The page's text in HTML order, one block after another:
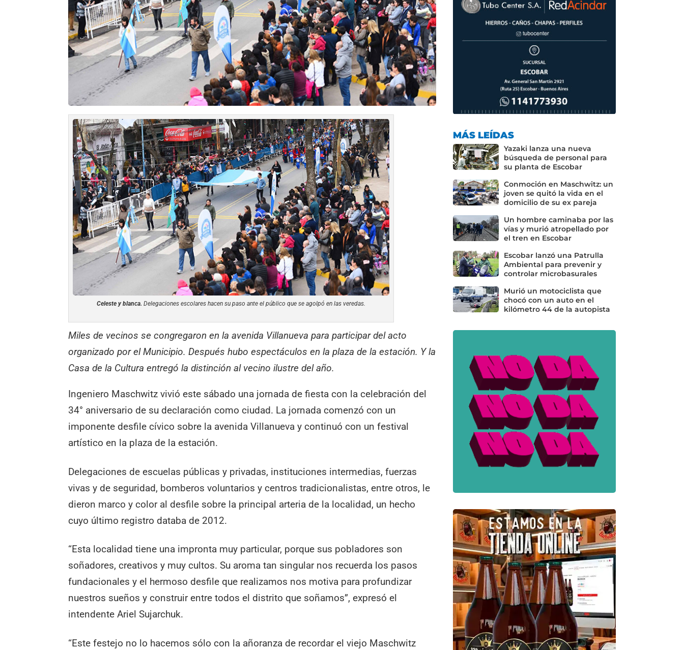
Celeste y blanca. Delegaciones escolares hacen su paso ante el público que se agolpó en las veredas.
Miles de vecinos se congregaron en la avenida Villanueva para participar del acto
organizado por el Municipio. Después hubo espectáculos en la plaza de la estación. Y la
Casa de la Cultura entregó la distinción al vecino ilustre del año.
Ingeniero Maschwitz vivió este sábado una jornada de fiesta con la celebración del
34° aniversario de su declaración como ciudad. La jornada comenzó con un
imponente desfile cívico sobre la avenida Villanueva y continuó con un festival
artístico en la plaza de la estación.
Delegaciones de escuelas públicas y privadas, instituciones intermedias, fuerzas
vivas y de seguridad, bomberos voluntarios y centros tradicionalistas, entre otros, le
dieron marco y color al desfile sobre la principal arteria de la localidad, un hecho
cuyo último registro databa de 2012.
“Esta localidad tiene una impronta muy particular, porque sus pobladores son
soñadores, creativos y muy cultos. Su aroma tan singular nos recuerda los pasos
fundacionales y el hermoso desfile que realizamos nos motiva para profundizar
nuestros sueños y construir entre todos el distrito que soñamos”, expresó el
intendente Ariel Sujarchuk.
“Este festejo no lo hacemos sólo con la añoranza de recordar el viejo Maschwitz
MÁS LEÍDAS
Yazaki lanza una nueva
búsqueda de personal para
su planta de Escobar
Conmoción en Maschwitz: un
joven se quitó la vida en el
domicilio de su ex pareja
Un hombre caminaba por las
vías y murió atropellado por
el tren en Escobar
Escobar lanzó una Patrulla
Ambiental para prevenir y
controlar microbasurales
Murió un motociclista que
chocó con un auto en el
kilómetro 44 de la autopista